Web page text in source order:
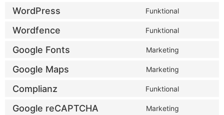
WordPress Funktional
Wordfence Funktional
Google Fonts Marketing
Google Maps Marketing
Complianz Funktional
Google reCAPTCHA Marketing